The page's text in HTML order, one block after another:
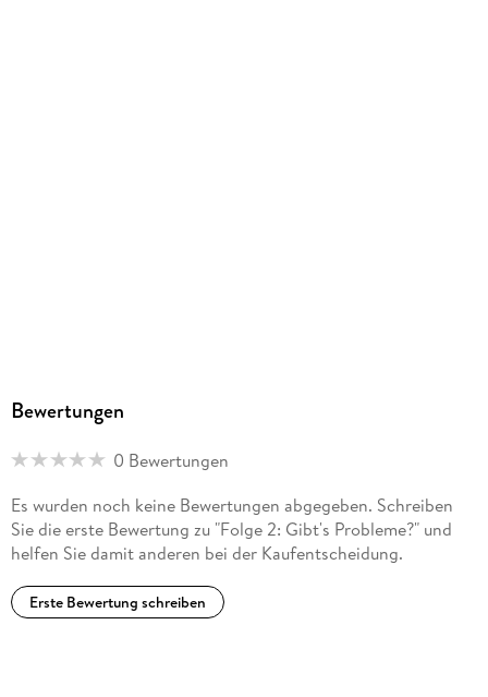
Bewertungen
0 Bewertungen
Es wurden noch keine Bewertungen abgegeben. Schreiben
Sie die erste Bewertung zu "Folge 2: Gibt's Probleme?" und
helfen Sie damit anderen bei der Kaufentscheidung.
Erste Bewertung schreiben